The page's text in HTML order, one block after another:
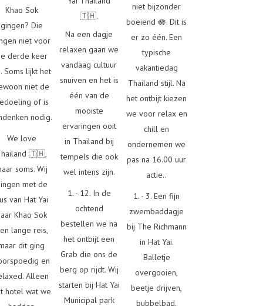
Khao Sok
gingen? Die
niet voor
derde keer
Soms lijkt het
niet de
of is
nodig.
We love
🇹🇭,
soms. Wij
met de
van Hat Yai
Khao Sok
lange reis,
dit ging
en
Alleen
hotel wat we
🇹🇭.
Na een dagje
relaxen gaan we
vandaag cultuur
snuiven en het is
één van de
mooiste
ervaringen ooit
in Thailand bij
tempels die ook
wel intens zijn.
1. - 12. In de
ochtend
bestellen we na
het ontbijt een
Grab die ons de
berg op rijdt. Wij
starten bij Hat Yai
Municipal park
niet bijzonder
boeiend 🪷. Dit is
er zo één. Een
typische
vakantiedag
Thailand stijl. Na
het ontbijt kiezen
we voor relax en
chill en
ondernemen we
pas na 16.00 uur
actie..
1. - 3. Een fijn
zwembaddagje
bij The Richmann
in Hat Yai.
Balletje
overgooien,
beetje drijven,
bubbelbad,